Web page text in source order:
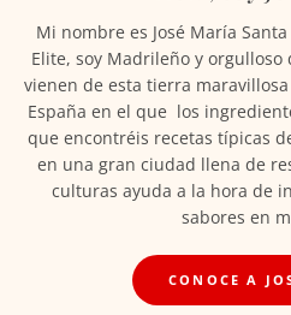
Mi nombre es José María
Elite, soy Madrileño y orgulloso
vienen de esta tierra
España en el que los
que encontréis recetas típicas
en una gran ciudad llena de
culturas ayuda a la hora de
sabores en
CONOCE A